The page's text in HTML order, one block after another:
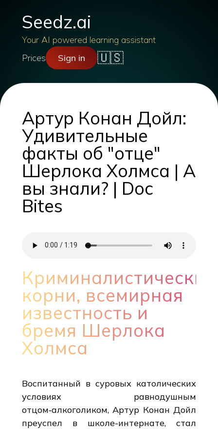
Seedz.ai
Your AI powered learning assistant
Prices
Sign in 🇺🇸
Артур Конан Дойл:
Удивительные
факты об "отце"
Шерлока Холмса | А
вы знали? | Doc
Bites
Криминалистические
корни, всемирная
известность и
бремя Шерлока
Холмса
Воспитанный в суровых католических
условиях равнодушным
отцом‑алкоголиком, Артур Конан Дойл
преуспел в школе-интернате, стал